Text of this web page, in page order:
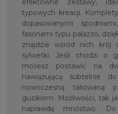
efektowne zestawy,
typowych kreacji.
dopasowanymi
fasonami typu palazzo,
znajdzie wśród nich krój
sylwetki. Jeśli chodzi o
możesz postawić na
nawiązującą subtelnie
nowoczesną taliowaną
guzikiem. Możliwości, tak
naprawdę mnóstwo.